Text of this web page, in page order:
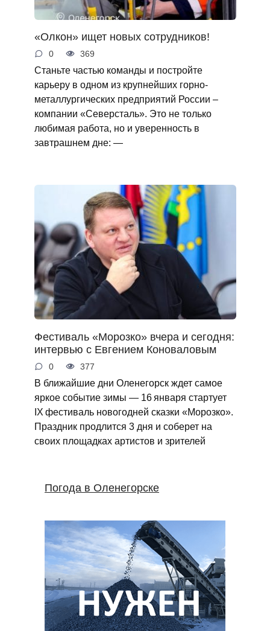
«Олкон» ищет новых сотрудников!
0 369
Станьте частью команды и постройте
карьеру в одном из крупнейших горно-
металлургических предприятий России –
компании «Северсталь». Это не только
любимая работа, но и уверенность в
завтрашнем дне: —
Фестиваль «Морозко» вчера и сегодня:
интервью с Евгением Коноваловым
0 377
В ближайшие дни Оленегорск ждет самое
яркое событие зимы — 16 января стартует
IX фестиваль новогодней сказки «Морозко».
Праздник продлится 3 дня и соберет на
своих площадках артистов и зрителей
Погода в Оленегорске